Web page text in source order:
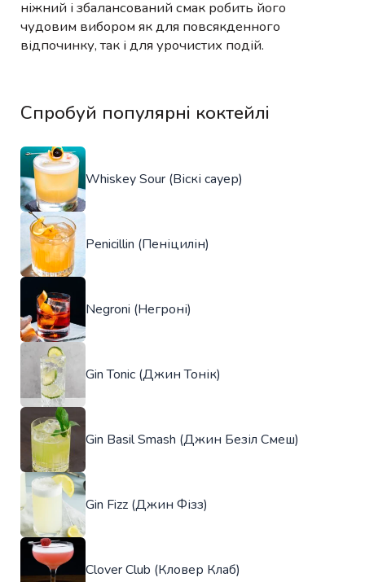
ніжний і збалансований смак робить його
чудовим вибором як для повсякденного
відпочинку, так і для урочистих подій.
Спробуй популярні коктейлі
Whiskey Sour (Віскі сауер)
Penicillin (Пеніцилін)
Negroni (Негроні)
Gin Tonic (Джин Тонік)
Gin Basil Smash (Джин Безіл Смеш)
Gin Fizz (Джин Фізз)
Clover Club (Кловер Клаб)